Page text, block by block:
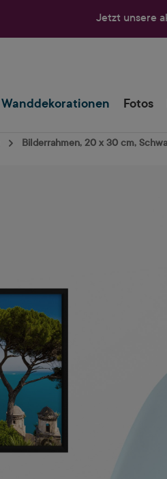
Jetzt unsere
Wanddekorationen Fotos
Bilderrahmen, 20 x 30 cm,